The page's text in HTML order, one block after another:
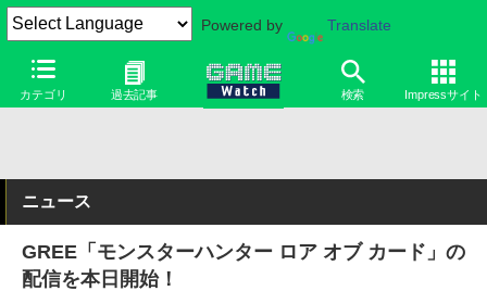
Powered by Translate
カテゴリ 過去記事 検索 Impressサイト
ニュース
GREE「モンスターハンター ロア オブ カード」の
配信を本日開始！